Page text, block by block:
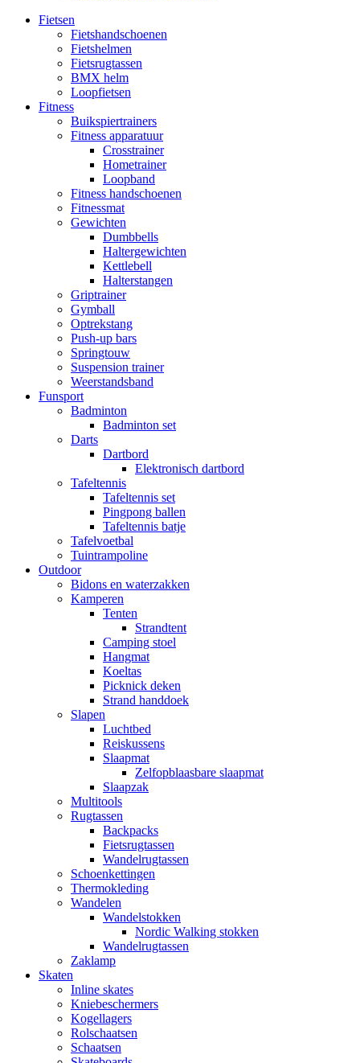
Fietsen
Fietshandschoenen
Fietshelmen
Fietsrugtassen
BMX helm
Loopfietsen
Fitness
Buikspiertrainers
Fitness apparatuur
Crosstrainer
Hometrainer
Loopband
Fitness handschoenen
Fitnessmat
Gewichten
Dumbbells
Haltergewichten
Kettlebell
Halterstangen
Griptrainer
Gymball
Optrekstang
Push-up bars
Springtouw
Suspension trainer
Weerstandsband
Funsport
Badminton
Badminton set
Darts
Dartbord
Elektronisch dartbord
Tafeltennis
Tafeltennis set
Pingpong ballen
Tafeltennis batje
Tafelvoetbal
Tuintrampoline
Outdoor
Bidons en waterzakken
Kamperen
Tenten
Strandtent
Camping stoel
Hangmat
Koeltas
Picknick deken
Strand handdoek
Slapen
Luchtbed
Reiskussens
Slaapmat
Zelfopblaasbare slaapmat
Slaapzak
Multitools
Rugtassen
Backpacks
Fietsrugtassen
Wandelrugtassen
Schoenkettingen
Thermokleding
Wandelen
Wandelstokken
Nordic Walking stokken
Wandelrugtassen
Zaklamp
Skaten
Inline skates
Kniebeschermers
Kogellagers
Rolschaatsen
Schaatsen